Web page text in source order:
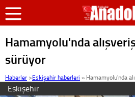
Hamamyolu'nda alışveriş
sürüyor
Haberler >Eskişehir haberleri » Hamamyolu'nda
Eskişehir